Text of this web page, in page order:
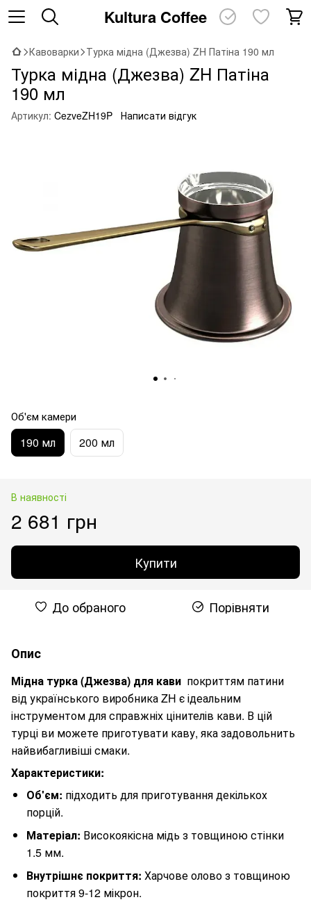
Kultura Coffee
Кавоварки Турка мідна (Джезва) ZH Патіна 190 мл
Турка мідна (Джезва) ZH Патіна
190 мл
Артикул: CezveZH19P Написати відгук
Об'єм камери
190 мл 200 мл
В наявності
2 681 грн
Купити
До обраного Порівняти
Опис
Мідна турка (Джезва) для кави покриттям патини
від українського виробника ZH є ідеальним
інструментом для справжніх цінителів кави. В цій
турці ви можете приготувати каву, яка задовольнить
найвибагливіші смаки.
Характеристики:
Об'єм: підходить для приготування декількох
порцій.
Матеріал: Високоякісна мідь з товщиною стінки
1.5 мм.
Внутрішнє покриття: Харчове олово з товщиною
покриття 9-12 мікрон.